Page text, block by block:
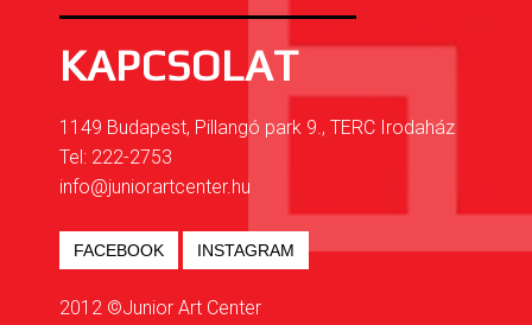
KAPCSOLAT
1149 Budapest, Pillangó park 9., TERC Irodaház
Tel: 222-2753
info@juniorartcenter.hu
FACEBOOK INSTAGRAM
2012 ©Junior Art Center